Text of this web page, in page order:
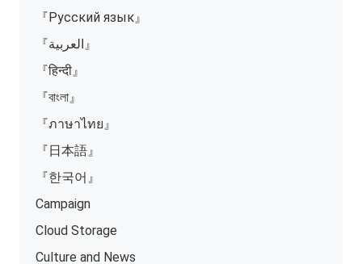
『Русский язык』
『العربية』
『हिन्दी』
『বাংলা』
『ภาษาไทย』
『日本語』
『한국어』
Campaign
Cloud Storage
Culture and News